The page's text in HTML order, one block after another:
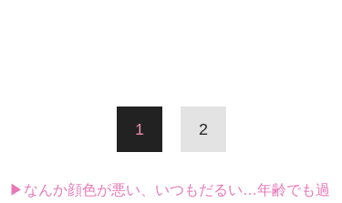
1 2
▶なんか顔色が悪い、いつもだるい…年齢でも過